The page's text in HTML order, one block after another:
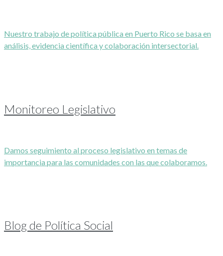
Nuestro trabajo de política pública en Puerto Rico se basa en
análisis, evidencia científica y colaboración intersectorial.
Monitoreo Legislativo
Damos seguimiento al proceso legislativo en temas de
importancia para las comunidades con las que colaboramos.
Blog de Política Social